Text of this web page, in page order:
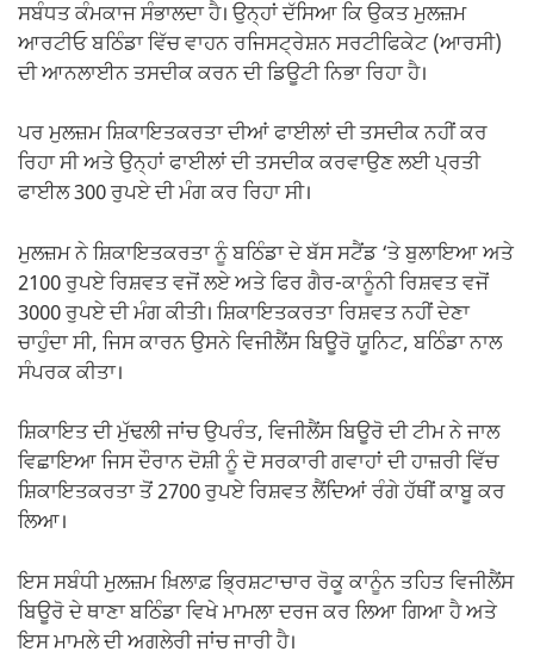
ਸਬੰਧਤ ਕੰਮਕਾਜ ਸੰਭਾਲਦਾ ਹੈ। ਉਨ੍ਹਾਂ ਦੱਸਿਆ ਕਿ ਉਕਤ ਮੁਲਜ਼ਮ
ਆਰਟੀਓ ਬਠਿੰਡਾ ਵਿੱਚ ਵਾਹਨ ਰਜਿਸਟ੍ਰੇਸ਼ਨ ਸਰਟੀਫਿਕੇਟ (ਆਰਸੀ)
ਦੀ ਆਨਲਾਈਨ ਤਸਦੀਕ ਕਰਨ ਦੀ ਡਿਊਟੀ ਨਿਭਾ ਰਿਹਾ ਹੈ।
ਪਰ ਮੁਲਜ਼ਮ ਸ਼ਿਕਾਇਤਕਰਤਾ ਦੀਆਂ ਫਾਈਲਾਂ ਦੀ ਤਸਦੀਕ ਨਹੀਂ ਕਰ
ਰਿਹਾ ਸੀ ਅਤੇ ਉਨ੍ਹਾਂ ਫਾਈਲਾਂ ਦੀ ਤਸਦੀਕ ਕਰਵਾਉਣ ਲਈ ਪ੍ਰਤੀ
ਫਾਈਲ 300 ਰੁਪਏ ਦੀ ਮੰਗ ਕਰ ਰਿਹਾ ਸੀ।
ਮੁਲਜ਼ਮ ਨੇ ਸ਼ਿਕਾਇਤਕਰਤਾ ਨੂੰ ਬਠਿੰਡਾ ਦੇ ਬੱਸ ਸਟੈਂਡ ‘ਤੇ ਬੁਲਾਇਆ ਅਤੇ
2100 ਰੁਪਏ ਰਿਸ਼ਵਤ ਵਜੋਂ ਲਏ ਅਤੇ ਫਿਰ ਗੈਰ-ਕਾਨੂੰਨੀ ਰਿਸ਼ਵਤ ਵਜੋਂ
3000 ਰੁਪਏ ਦੀ ਮੰਗ ਕੀਤੀ। ਸ਼ਿਕਾਇਤਕਰਤਾ ਰਿਸ਼ਵਤ ਨਹੀਂ ਦੇਣਾ
ਚਾਹੁੰਦਾ ਸੀ, ਜਿਸ ਕਾਰਨ ਉਸਨੇ ਵਿਜੀਲੈਂਸ ਬਿਊਰੋ ਯੂਨਿਟ, ਬਠਿੰਡਾ ਨਾਲ
ਸੰਪਰਕ ਕੀਤਾ।
ਸ਼ਿਕਾਇਤ ਦੀ ਮੁੱਢਲੀ ਜਾਂਚ ਉਪਰੰਤ, ਵਿਜੀਲੈਂਸ ਬਿਊਰੋ ਦੀ ਟੀਮ ਨੇ ਜਾਲ
ਵਿਛਾਇਆ ਜਿਸ ਦੌਰਾਨ ਦੋਸ਼ੀ ਨੂੰ ਦੋ ਸਰਕਾਰੀ ਗਵਾਹਾਂ ਦੀ ਹਾਜ਼ਰੀ ਵਿੱਚ
ਸ਼ਿਕਾਇਤਕਰਤਾ ਤੋਂ 2700 ਰੁਪਏ ਰਿਸ਼ਵਤ ਲੈਂਦਿਆਂ ਰੰਗੇ ਹੱਥੀਂ ਕਾਬੂ ਕਰ
ਲਿਆ।
ਇਸ ਸਬੰਧੀ ਮੁਲਜ਼ਮ ਖ਼ਿਲਾਫ਼ ਭ੍ਰਿਸ਼ਟਾਚਾਰ ਰੋਕੂ ਕਾਨੂੰਨ ਤਹਿਤ ਵਿਜੀਲੈਂਸ
ਬਿਊਰੋ ਦੇ ਥਾਣਾ ਬਠਿੰਡਾ ਵਿਖੇ ਮਾਮਲਾ ਦਰਜ ਕਰ ਲਿਆ ਗਿਆ ਹੈ ਅਤੇ
ਇਸ ਮਾਮਲੇ ਦੀ ਅਗਲੇਰੀ ਜਾਂਚ ਜਾਰੀ ਹੈ।